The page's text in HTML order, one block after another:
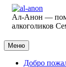
Ал-Анон —
алкоголиков
Меню
Добро